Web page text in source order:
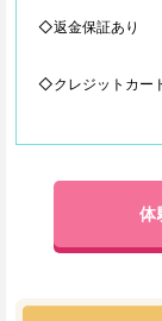
◇返金保証あり
◇クレジットカー
体